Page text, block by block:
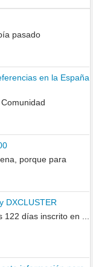
pasado
en la España
porque para
DXCLUSTER
días inscrito en ...